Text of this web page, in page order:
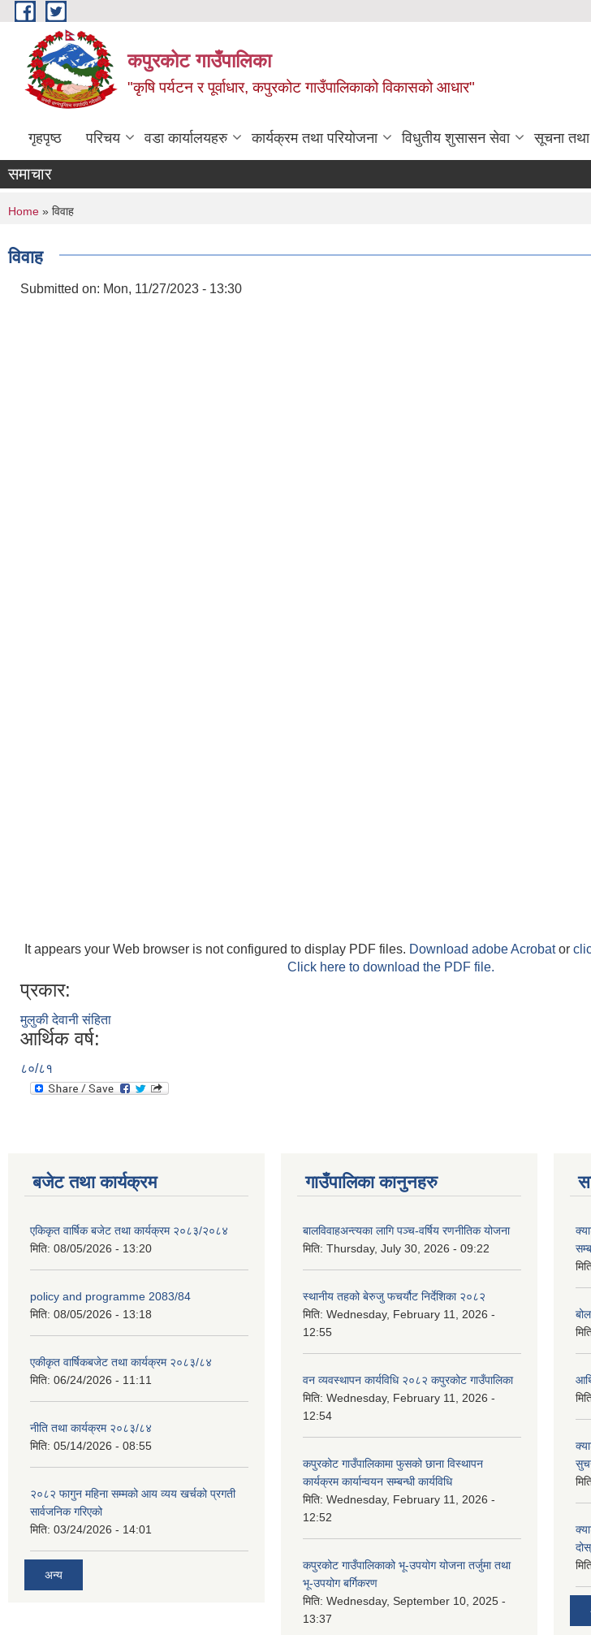
Skip to main content
कपुरकोट गाउँपालिका
"कृषि पर्यटन र पूर्वाधार, कपुरकोट गाउँपालिकाको विकासको आधार"
गृहपृष्ठ परिचय वडा कार्यालयहरु कार्यक्रम तथा परियोजना विधुतीय शुसासन सेवा सूचना तथा
समाचार
You are here
Home » विवाह
विवाह
Submitted on: Mon, 11/27/2023 - 13:30
It appears your Web browser is not configured to display PDF files. Download adobe Acrobator
Click here to download the PDF file.
प्रकार:
मुलुकी देवानी संहिता
आर्थिक वर्ष:
८०/८१
बजेट तथा कार्यक्रम
एकिकृत वार्षिक बजेट तथा कार्यक्रम २०८३/२०८४
मिति: 08/05/2026 - 13:20
policy and programme 2083/84
मिति: 08/05/2026 - 13:18
एकीकृत वार्षिकबजेट तथा कार्यक्रम २०८३/८४
मिति: 06/24/2026 - 11:11
नीति तथा कार्यक्रम २०८३/८४
मिति: 05/14/2026 - 08:55
२०८२ फागुन महिना सम्मको आय व्यय खर्चको प्रगती
सार्वजनिक गरिएको
मिति: 03/24/2026 - 14:01
अन्य
गाउँपालिका कानुनहरु
बालविवाहअन्त्यका लागि पञ्च-वर्षिय रणनीतिक योजना
मिति: Thursday, July 30, 2026 - 09:22
स्थानीय तहको बेरुजु फचर्यौट निर्देशिका २०८२
मिति: Wednesday, February 11, 2026 -
12:55
वन व्यवस्थापन कार्यविधि २०८२ कपुरकोट गाउँपालिका
मिति: Wednesday, February 11, 2026 -
12:54
कपुरकोट गाउँपालिकामा फुसको छाना विस्थापन
कार्यक्रम कार्यान्वयन सम्बन्धी कार्यविधि
मिति: Wednesday, February 11, 2026 -
12:52
कपुरकोट गाउँपालिकाको भू-उपयोग योजना तर्जुमा तथा
भू-उपयोग बर्गिकरण
मिति: Wednesday, September 10, 2025 -
13:37